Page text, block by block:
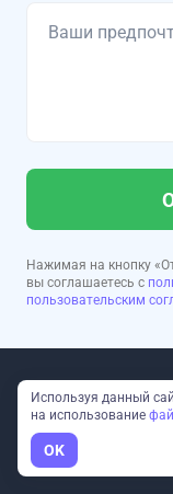
Нажимая на кнопку
вы соглашаетесь с
пользовательским
Используя данный
на использование
OK